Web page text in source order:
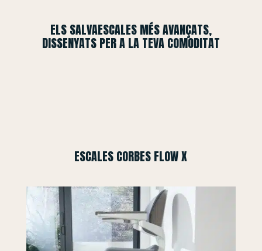
ELS SALVAESCALES MÉS AVANÇATS,
DISSENYATS PER A LA TEVA COMODITAT
ESCALES CORBES FLOW X